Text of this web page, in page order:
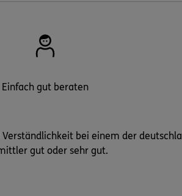
Einfach gut beraten
bei einem der
gut oder sehr gut.